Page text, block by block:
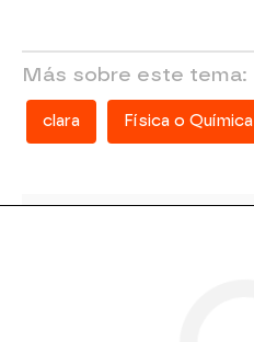
Más sobre este tema:
clara Física o Química